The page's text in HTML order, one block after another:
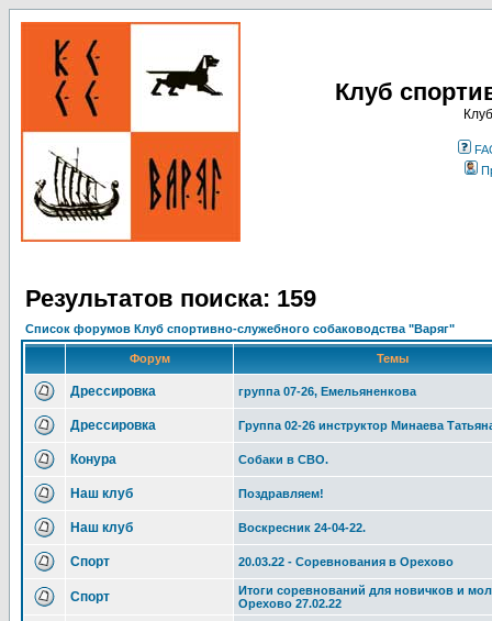
Клуб
Результатов поиска: 159
Список форумов Клуб спортивно-служебного собаководства "Варяг"
Форум Темы
Дрессировка группа 07-26, Емельяненкова
Дрессировка Группа 02-26 инструктор Минаева
Конура Собаки в СВО.
Наш клуб Поздравляем!
Наш клуб Воскресник 24-04-22.
Спорт 20.03.22 - Соревнования в Орехово
Спорт
Итоги соревнований для новичков и
Орехово 27.02.22